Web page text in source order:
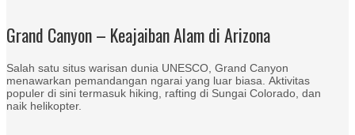
Grand Canyon – Keajaiban Alam di Arizona
Salah satu situs warisan dunia UNESCO, Grand Canyon
menawarkan pemandangan ngarai yang luar biasa. Aktivitas
populer di sini termasuk hiking, rafting di Sungai Colorado, dan
naik helikopter.